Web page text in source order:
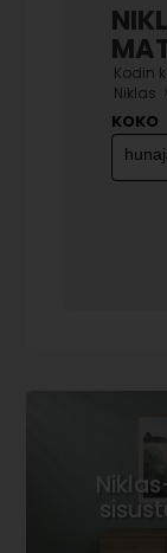
Kodin
Niklas
KOKO